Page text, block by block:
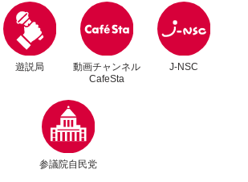
遊説局
別ウィンドウリンク
動画チャンネル
CafeSta
J-NSC
参議院自民党
別ウィンドウリンク